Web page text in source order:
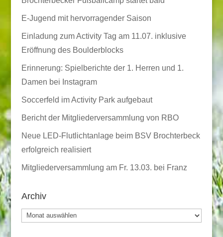
E-Jugend mit hervorragender Saison
Einladung zum Activity Tag am 11.07. inklusive
Eröffnung des Boulderblocks
Erinnerung: Spielberichte der 1. Herren und 1.
Damen bei Instagram
Soccerfeld im Activity Park aufgebaut
Bericht der Mitgliederversammlung von RBO
Neue LED-Flutlichtanlage beim BSV Brochterbeck
erfolgreich realisiert
Mitgliederversammlung am Fr. 13.03. bei Franz
Archiv
Archiv